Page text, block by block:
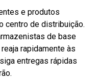
e produtos
centro de distribuição.
de base
rapidamente às
entregas rápidas